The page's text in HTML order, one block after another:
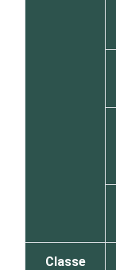
Classe